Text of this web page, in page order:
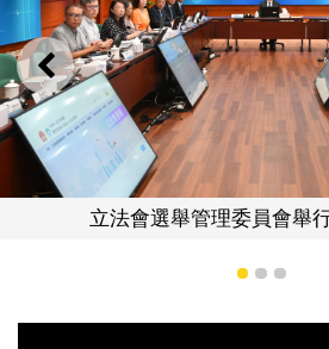
上一則
立法會選舉管理委員會舉
1 2 3